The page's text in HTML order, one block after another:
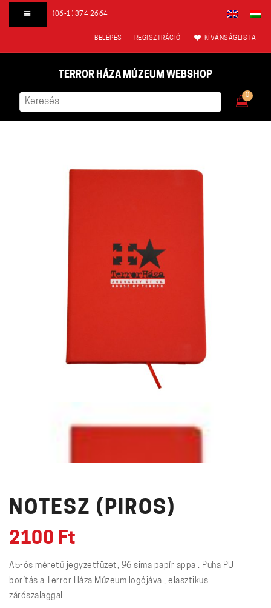
(06-1) 374 2664
BELÉPÉS REGISZTRÁCIÓ KÍVÁNSÁGLISTA
TERROR HÁZA MÚZEUM WEBSHOP
0
NOTESZ (PIROS)
2100 Ft
A5-ös méretű jegyzetfüzet, 96 sima papírlappal. Puha PU
borítás a Terror Háza Múzeum logójával, elasztikus
zárószalaggal. ...